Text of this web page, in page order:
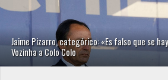
Jaime Pizarro, categórico: «Es falso que se
Vozinha a Colo Colo